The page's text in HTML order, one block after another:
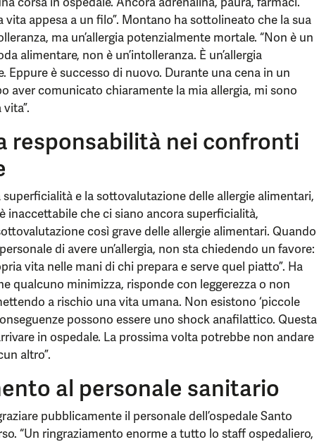
appesa a un filo”. Montano ha sottolineato che la sua
ma un’allergia potenzialmente mortale. “Non è un
alimentare, non è un’intolleranza. È un’allergia
Eppure è successo di nuovo. Durante una cena in un
aver comunicato chiaramente la mia allergia, mi sono
responsabilità nei confronti
e la sottovalutazione delle allergie alimentari,
inaccettabile che ci siano ancora superficialità,
così grave delle allergie alimentari. Quando
di avere un’allergia, non sta chiedendo un favore:
vita nelle mani di chi prepara e serve quel piatto”. Ha
qualcuno minimizza, risponde con leggerezza o non
a rischio una vita umana. Non esistono ‘piccole
possono essere uno shock anafilattico. Questa
in ospedale. La prossima volta potrebbe non andare
altro”.
al personale sanitario
pubblicamente il personale dell’ospedale Santo
“Un ringraziamento enorme a tutto lo staff ospedaliero,